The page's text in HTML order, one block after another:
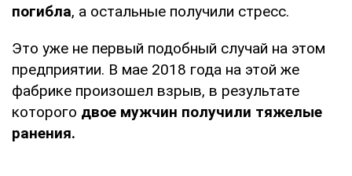
погибла, а остальные получили стресс.
Это уже не первый подобный случай на этом
предприятии. В мае 2018 года на этой же
фабрике произошел взрыв, в результате
которого двое мужчин получили тяжелые
ранения.